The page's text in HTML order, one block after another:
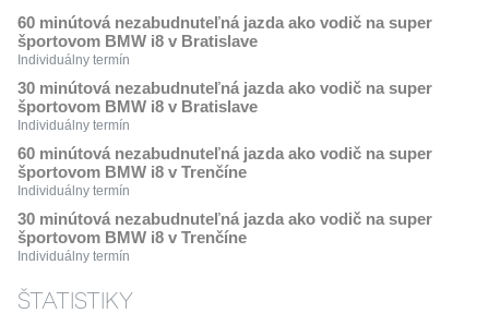
60 minútová nezabudnuteľná jazda ako vodič na super
športovom BMW i8 v Bratislave
Individuálny termín
30 minútová nezabudnuteľná jazda ako vodič na super
športovom BMW i8 v Bratislave
Individuálny termín
60 minútová nezabudnuteľná jazda ako vodič na super
športovom BMW i8 v Trenčíne
Individuálny termín
30 minútová nezabudnuteľná jazda ako vodič na super
športovom BMW i8 v Trenčíne
Individuálny termín
ŠTATISTIKY